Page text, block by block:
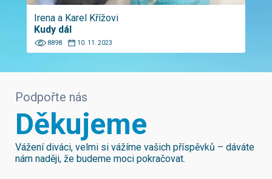
Irena a Karel Křížovi
Kudy dál
8898 10. 11. 2023
Podpořte nás
Děkujeme
Vážení diváci, velmi si vážíme vašich příspěvků – dáváte
nám naději, že budeme moci pokračovat.